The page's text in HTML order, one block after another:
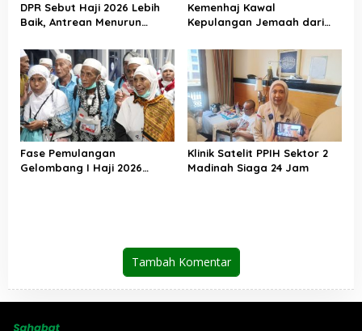
DPR Sebut Haji 2026 Lebih
Baik, Antrean Menurun
Kemenhaj Kawal
Kepulangan Jemaah dari
Akan Didistribusikan di
Tanah Air
Fase Pemulangan
Gelombang I Haji 2026
Klinik Satelit PPIH Sektor 2
Madinah Siaga 24 Jam
Tambah Komentar